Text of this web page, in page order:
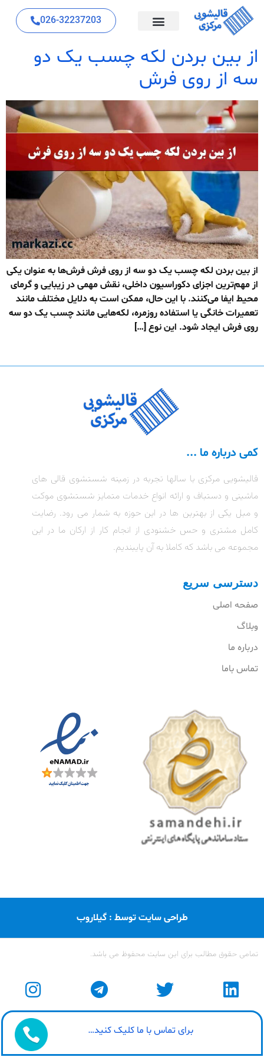
026-32237203
از بین بردن لکه چسب یک دو
سه از روی فرش
از بین بردن لکه چسب یک دو سه از روی فرش فرش‌ها به عنوان یکی
از مهم‌ترین اجزای دکوراسیون داخلی، نقش مهمی در زیبایی و گرمای
محیط ایفا می‌کنند. با این حال، ممکن است به دلایل مختلف مانند
تعمیرات خانگی یا استفاده روزمره، لکه‌هایی مانند چسب یک دو سه
روی فرش ایجاد شود. این نوع […]
کمی درباره ما ...
قالیشویی مرکزی با سالها تجربه در زمینه شستشوی قالی های
ماشینی و دستباف و ارائه انواع خدمات متمایز شستشوی موکت
و مبل یکی از بهترین ها در این حوزه به شمار می رود. رضایت
کامل مشتری و حس خشنودی از انجام کار از ارکان ما در این
مجموعه می باشد که کاملا به آن پایبندیم.
دسترسی سریع
صفحه اصلی
وبلاگ
درباره ما
تماس باما
طراحی سایت توسط : گیلاروب
تمامی حقوق مطالب برای این سایت محفوظ می باشد.
برای تماس با ما کلیک کنید…